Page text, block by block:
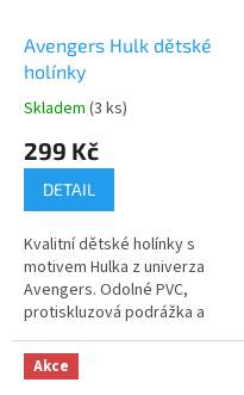
Avengers Hulk dětské
holínky
Průměrné
produktu
5
hvězdiček.
Skladem (3 ks)
299 Kč
DETAIL
Kvalitní dětské holínky s
motivem Hulka z univerza
Avengers. Odolné PVC,
protiskluzová podrážka a
textilní límec se stahovací
šňůrkou. Oficiální licence Marvel.
Více produktů s
Akce